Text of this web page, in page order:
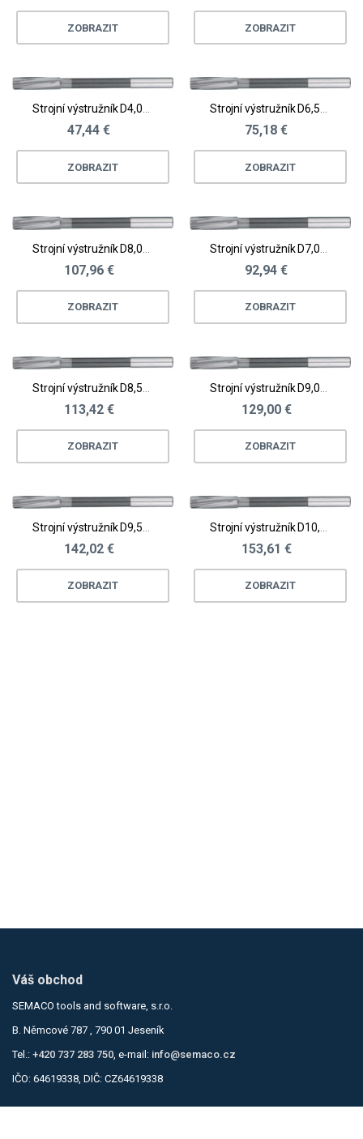
ZOBRAZIT ZOBRAZIT
Strojní výstružník D4,01 - 4,5
47,44 €
ZOBRAZIT
Strojní výstružník D6,51 - 7,0
75,18 €
ZOBRAZIT
107,96 €
ZOBRAZIT
92,94 €
ZOBRAZIT
113,42 €
ZOBRAZIT
129,00 €
ZOBRAZIT
142,02 €
ZOBRAZIT
153,61 €
ZOBRAZIT
Váš obchod
SEMACO tools and software, s.r.o.
B. Němcové 787 , 790 01 Jeseník
Tel.: +420 737 283 750, e-mail: info@semaco.cz
IČO: 64619338, DIČ: CZ64619338